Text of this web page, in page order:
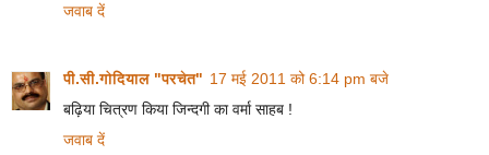
जवाब दें
पी.सी.गोदियाल "परचेत" 17 मई 2011 को 6:14 pm बजे
बढ़िया चित्रण किया जिन्दगी का वर्मा साहब !
जवाब दें